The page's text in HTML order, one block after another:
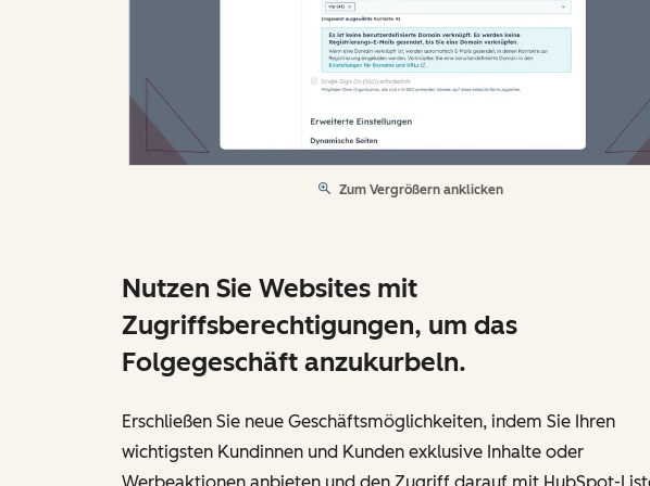
Zum Vergrößern anklicken
Nutzen Sie Websites mit
Zugriffsberechtigungen, um das
Folgegeschäft anzukurbeln.
Erschließen Sie neue Geschäftsmöglichkeiten, indem Sie Ihren
wichtigsten Kundinnen und Kunden exklusive Inhalte oder